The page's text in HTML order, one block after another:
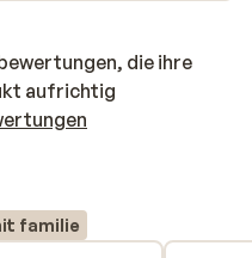
die ihre
aufrichtig
familie